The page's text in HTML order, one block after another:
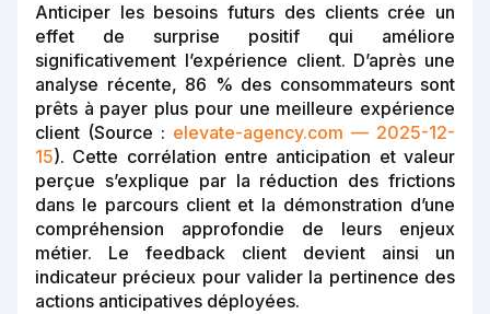
Anticiper les besoins futurs des clients crée un
effet de surprise positif qui améliore
significativement l’expérience client. D’après une
analyse récente, 86 % des consommateurs sont
prêts à payer plus pour une meilleure expérience
client (Source : elevate-agency.com — 2025-12-
15). Cette corrélation entre anticipation et valeur
perçue s’explique par la réduction des frictions
dans le parcours client et la démonstration d’une
compréhension approfondie de leurs enjeux
métier. Le feedback client devient ainsi un
indicateur précieux pour valider la pertinence des
actions anticipatives déployées.